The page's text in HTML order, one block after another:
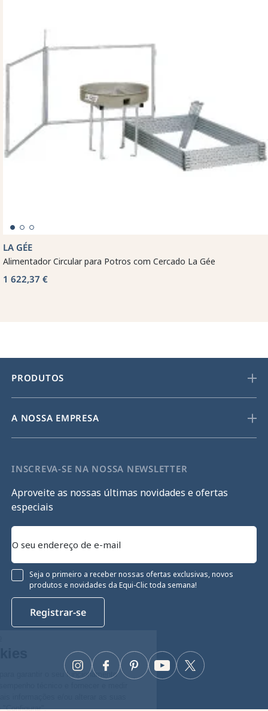
Gestão de cookies
O nosso site utiliza cookies para garantir o seu funcionamento
preferências, clique no botão "Configurar".
LA GÉE
Alimentador Circular para Potros com Cercado La Gée
1 622,37 €
PRODUTOS
A NOSSA EMPRESA
INSCREVA-SE NA NOSSA NEWSLETTER
Aproveite as nossas últimas novidades e ofertas
especiais
Seja o primeiro a receber nossas ofertas exclusivas, novos
produtos e novidades da Equi-Clic toda semana!
Registrar-se
Facebook Twitter
YouTube
Pinterest
Instagram